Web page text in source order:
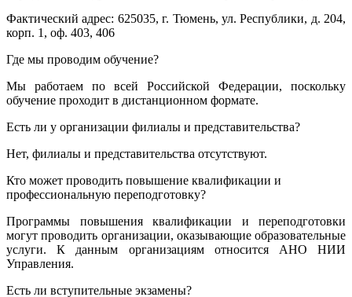
Фактический адрес: 625035, г. Тюмень, ул. Республики, д. 204,
корп. 1, оф. 403, 406
Где мы проводим обучение?
Мы работаем по всей Российской Федерации, поскольку
обучение проходит в дистанционном формате.
Есть ли у организации филиалы и представительства?
Нет, филиалы и представительства отсутствуют.
Кто может проводить повышение квалификации и
профессиональную переподготовку?
Программы повышения квалификации и переподготовки
могут проводить организации, оказывающие образовательные
услуги. К данным организациям относится АНО НИИ
Управления.
Есть ли вступительные экзамены?